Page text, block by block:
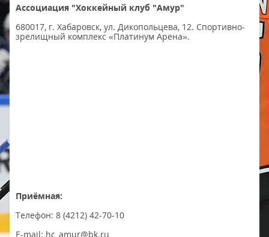
Ассоциация "Хоккейный клуб "Амур"
680017, г. Хабаровск, ул. Дикопольцева, 12. Спортивно-
зрелищный комплекс «Платинум Арена».
Приёмная:
Телефон: 8 (4212) 42-70-10
E-mail: hc_amur@bk.ru